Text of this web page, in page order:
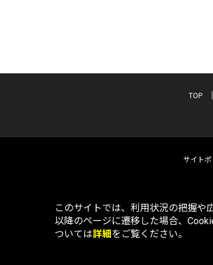
TOP
サイト
このサイトでは、利用状況の把握や
以降のページに遷移した場合、
ついては詳細をご覧ください。